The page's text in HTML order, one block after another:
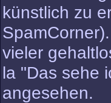
künstlich zu
vieler
la "Das sehe
angesehen.